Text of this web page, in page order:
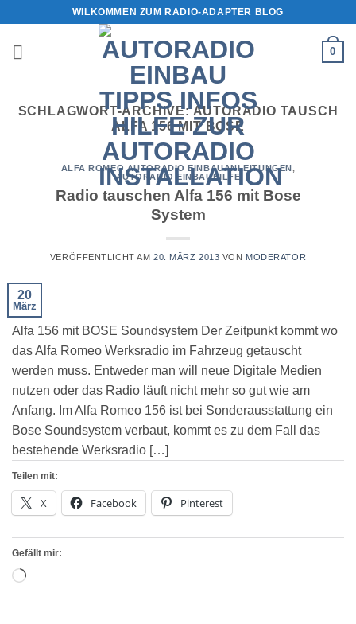
springen
WILKOMMEN ZUM RADIO-ADAPTER BLOG
0
SCHLAGWORT-ARCHIVE:AUTORADIO TAUSCH
ALFA 156 MIT BOSE
ALFA ROMEO AUTORADIO EINBAUANLEITUNGEN,
AUTORADIO EINBAUHILFE
Radio tauschen Alfa 156 mit Bose
System
VERÖFFENTLICHT AM 20. MÄRZ 2013 VON MODERATOR
20
März
Alfa 156 mit BOSE Soundsystem Der Zeitpunkt kommt wo
das Alfa Romeo Werksradio im Fahrzeug getauscht
werden muss. Entweder man will neue Digitale Medien
nutzen oder das Radio läuft nicht mehr so gut wie am
Anfang. Im Alfa Romeo 156 ist bei Sonderausstattung ein
Bose Soundsystem verbaut, kommt es zu dem Fall das
bestehende Werksradio […]
Teilen mit:
X Facebook Pinterest
Gefällt mir:
Wird